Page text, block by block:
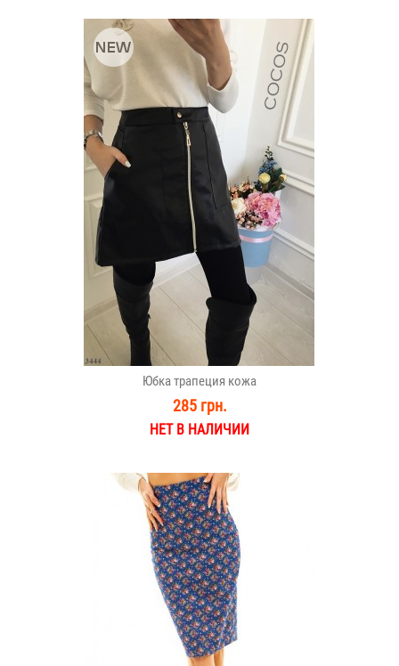
Юбка трапеция кожа
285 грн.
НЕТ В НАЛИЧИИ